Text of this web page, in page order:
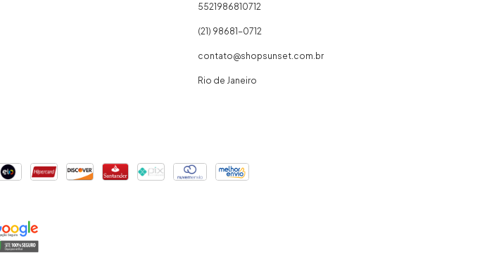
5521986810712
(21) 98681-0712
contato@shopsunset.com.br
Rio de Janeiro